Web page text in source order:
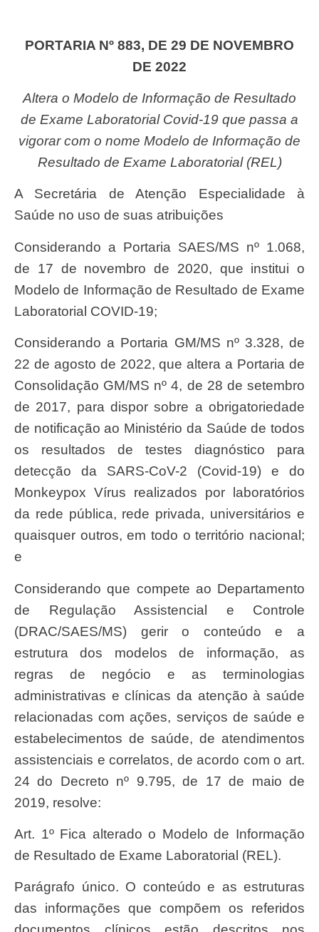
PORTARIA Nº 883, DE 29 DE NOVEMBRO
DE 2022
Altera o Modelo de Informação de Resultado
de Exame Laboratorial Covid-19 que passa a
vigorar com o nome Modelo de Informação de
Resultado de Exame Laboratorial (REL)
A Secretária de Atenção Especialidade à
Saúde no uso de suas atribuições
Considerando a Portaria SAES/MS nº 1.068,
de 17 de novembro de 2020, que institui o
Modelo de Informação de Resultado de Exame
Laboratorial COVID-19;
Considerando a Portaria GM/MS nº 3.328, de
22 de agosto de 2022, que altera a Portaria de
Consolidação GM/MS nº 4, de 28 de setembro
de 2017, para dispor sobre a obrigatoriedade
de notificação ao Ministério da Saúde de todos
os resultados de testes diagnóstico para
detecção da SARS-CoV-2 (Covid-19) e do
Monkeypox Vírus realizados por laboratórios
da rede pública, rede privada, universitários e
quaisquer outros, em todo o território nacional;
e
Considerando que compete ao Departamento
de Regulação Assistencial e Controle
(DRAC/SAES/MS) gerir o conteúdo e a
estrutura dos modelos de informação, as
regras de negócio e as terminologias
administrativas e clínicas da atenção à saúde
relacionadas com ações, serviços de saúde e
estabelecimentos de saúde, de atendimentos
assistenciais e correlatos, de acordo com o art.
24 do Decreto nº 9.795, de 17 de maio de
2019, resolve:
Art. 1º Fica alterado o Modelo de Informação
de Resultado de Exame Laboratorial (REL).
Parágrafo único. O conteúdo e as estruturas
das informações que compõem os referidos